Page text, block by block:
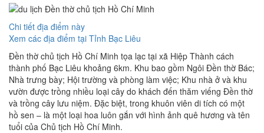
Chi tiết địa điểm này
Xem các địa điểm tại Tỉnh Bạc Liêu
Đền thờ chủ tịch Hồ Chí Minh tọa lạc tại xã Hiệp Thành cách
thành phố Bạc Liêu khoảng 6km. Khu bao gồm Ngôi Đền thờ Bác;
Nhà trưng bày; Hội trường và phòng làm việc; Khu nhà ở và khu
vườn được trồng nhiều loại cây do khách đến thăm viếng Đền thờ
và trồng cây lưu niệm. Đặc biệt, trong khuôn viên di tích có một
hồ sen – là một loại hoa luôn gắn với hình ảnh quê hương và tên
tuổi của Chủ tịch Hồ Chí Minh.